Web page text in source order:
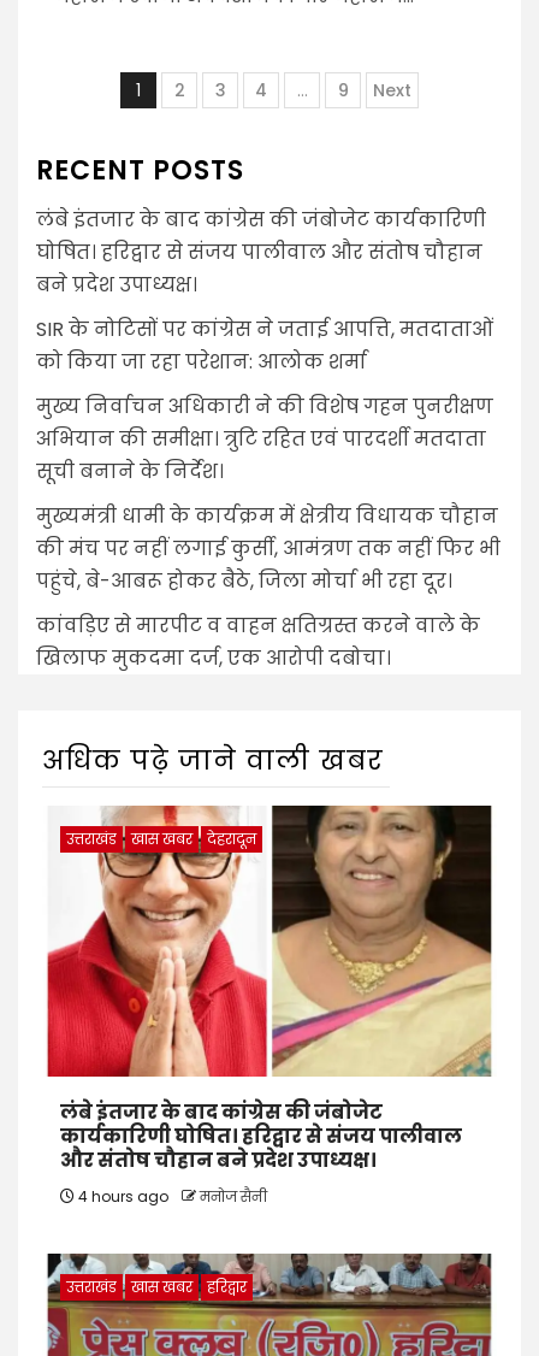
Posts
1 2 3 4 … 9 Next
RECENT POSTS
लंबे इंतजार के बाद कांग्रेस की जंबोजेट कार्यकारिणी
घोषित। हरिद्वार से संजय पालीवाल और संतोष चौहान
बने प्रदेश उपाध्यक्ष।
SIR के नोटिसों पर कांग्रेस ने जताई आपत्ति, मतदाताओं
को किया जा रहा परेशान: आलोक शर्मा
मुख्य निर्वाचन अधिकारी ने की विशेष गहन पुनरीक्षण
अभियान की समीक्षा। त्रुटि रहित एवं पारदर्शी मतदाता
सूची बनाने के निर्देश।
मुख्यमंत्री धामी के कार्यक्रम में क्षेत्रीय विधायक चौहान
की मंच पर नहीं लगाई कुर्सी, आमंत्रण तक नहीं फिर भी
पहुंचे, बे-आबरू होकर बैठे, जिला मोर्चा भी रहा दूर।
कांवड़िए से मारपीट व वाहन क्षतिग्रस्त करने वाले के
खिलाफ मुकदमा दर्ज, एक आरोपी दबोचा।
अधिक पढ़े जाने वाली खबर
उत्तराखंड खास खबर देहरादून
लंबे इंतजार के बाद कांग्रेस की जंबोजेट
कार्यकारिणी घोषित। हरिद्वार से संजय पालीवाल
और संतोष चौहान बने प्रदेश उपाध्यक्ष।
4 hours ago मनोज सैनी
उत्तराखंड खास खबर हरिद्वार